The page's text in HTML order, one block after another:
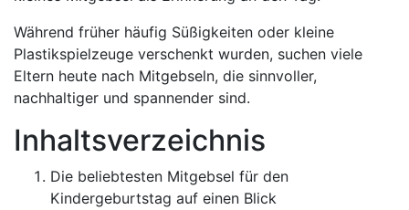
Während früher häufig Süßigkeiten oder kleine
Plastikspielzeuge verschenkt wurden, suchen viele
Eltern heute nach Mitgebseln, die sinnvoller,
nachhaltiger und spannender sind.
Inhaltsverzeichnis
Die beliebtesten Mitgebsel für den
Kindergeburtstag auf einen Blick